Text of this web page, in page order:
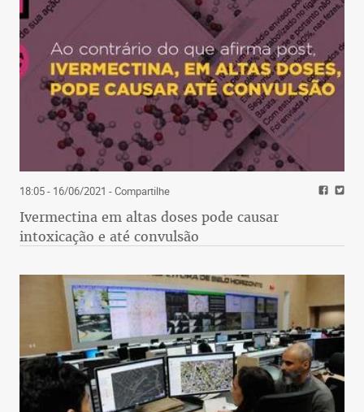
18:05 - 16/06/2021 - Compartilhe
Ivermectina em altas doses pode causar
intoxicação e até convulsão